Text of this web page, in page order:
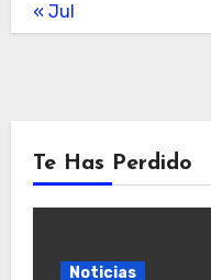
« Jul
Te Has Perdido
Noticias